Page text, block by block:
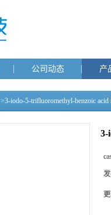
公司动态 产
>3-iodo-5-trifluoromethyl-benzoic acid
3-
发
更